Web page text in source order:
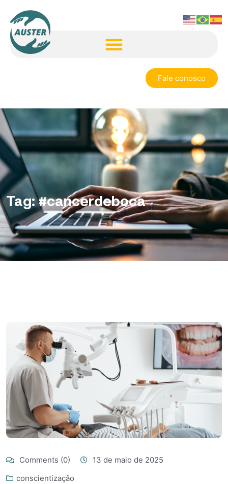
Fale conosco
Tag:#cancerdeboca
Comments (0)
13 de maio de 2025
conscientização